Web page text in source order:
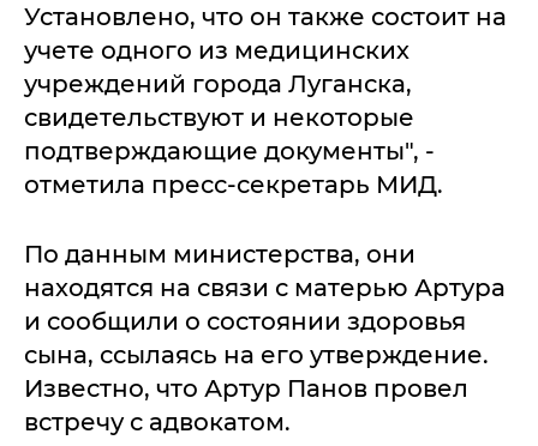
Установлено, что он также состоит на
учете одного из медицинских
учреждений города Луганска,
свидетельствуют и некоторые
подтверждающие документы", -
отметила пресс-секретарь МИД.
По данным министерства, они
находятся на связи с матерью Артура
и сообщили о состоянии здоровья
сына, ссылаясь на его утверждение.
Известно, что Артур Панов провел
встречу с адвокатом.